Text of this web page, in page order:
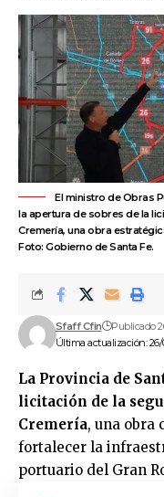
El ministro de Obras
la apertura de sobres de la
Cremería, una obra
Foto: Gobierno de Santa Fe.
Última actualización: 26/
Sfaff Cfin Publicado
La Provincia de
licitación de la
Cremería, una obra
fortalecer la
portuario del Gran